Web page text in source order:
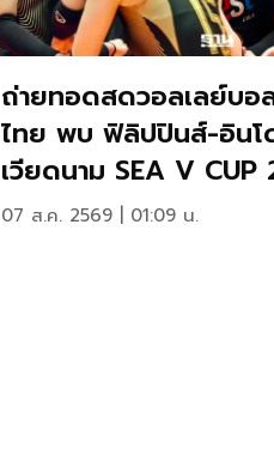
ถ่ายทอดสดวอลเลย์บ
ไทย พบ ฟิลิปปินส์-อิน
เวียดนาม SEA V CUP
07 ส.ค. 2569 | 01:09 น.